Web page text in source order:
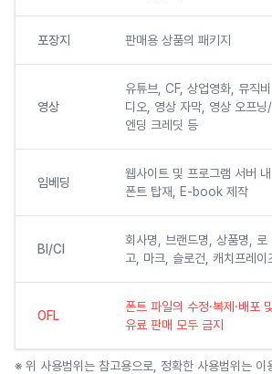
포장지 판매용 상품의 패키지
영상
유튜브, CF, 상업영화, 뮤직비
디오, 영상 자막, 영상 오프닝/
엔딩 크레딧 등
임베딩
웹사이트 및 프로그램 서버 내
폰트 탑재, E-book 제작
BI/CI
회사명, 브랜드명, 상품명, 로
고, 마크, 슬로건, 캐치프레이
OFL
폰트 파일의 수정·복제·배포
유료 판매 모두 금지
※ 위 사용범위는 참고용으로, 정확한 사용범위는 이